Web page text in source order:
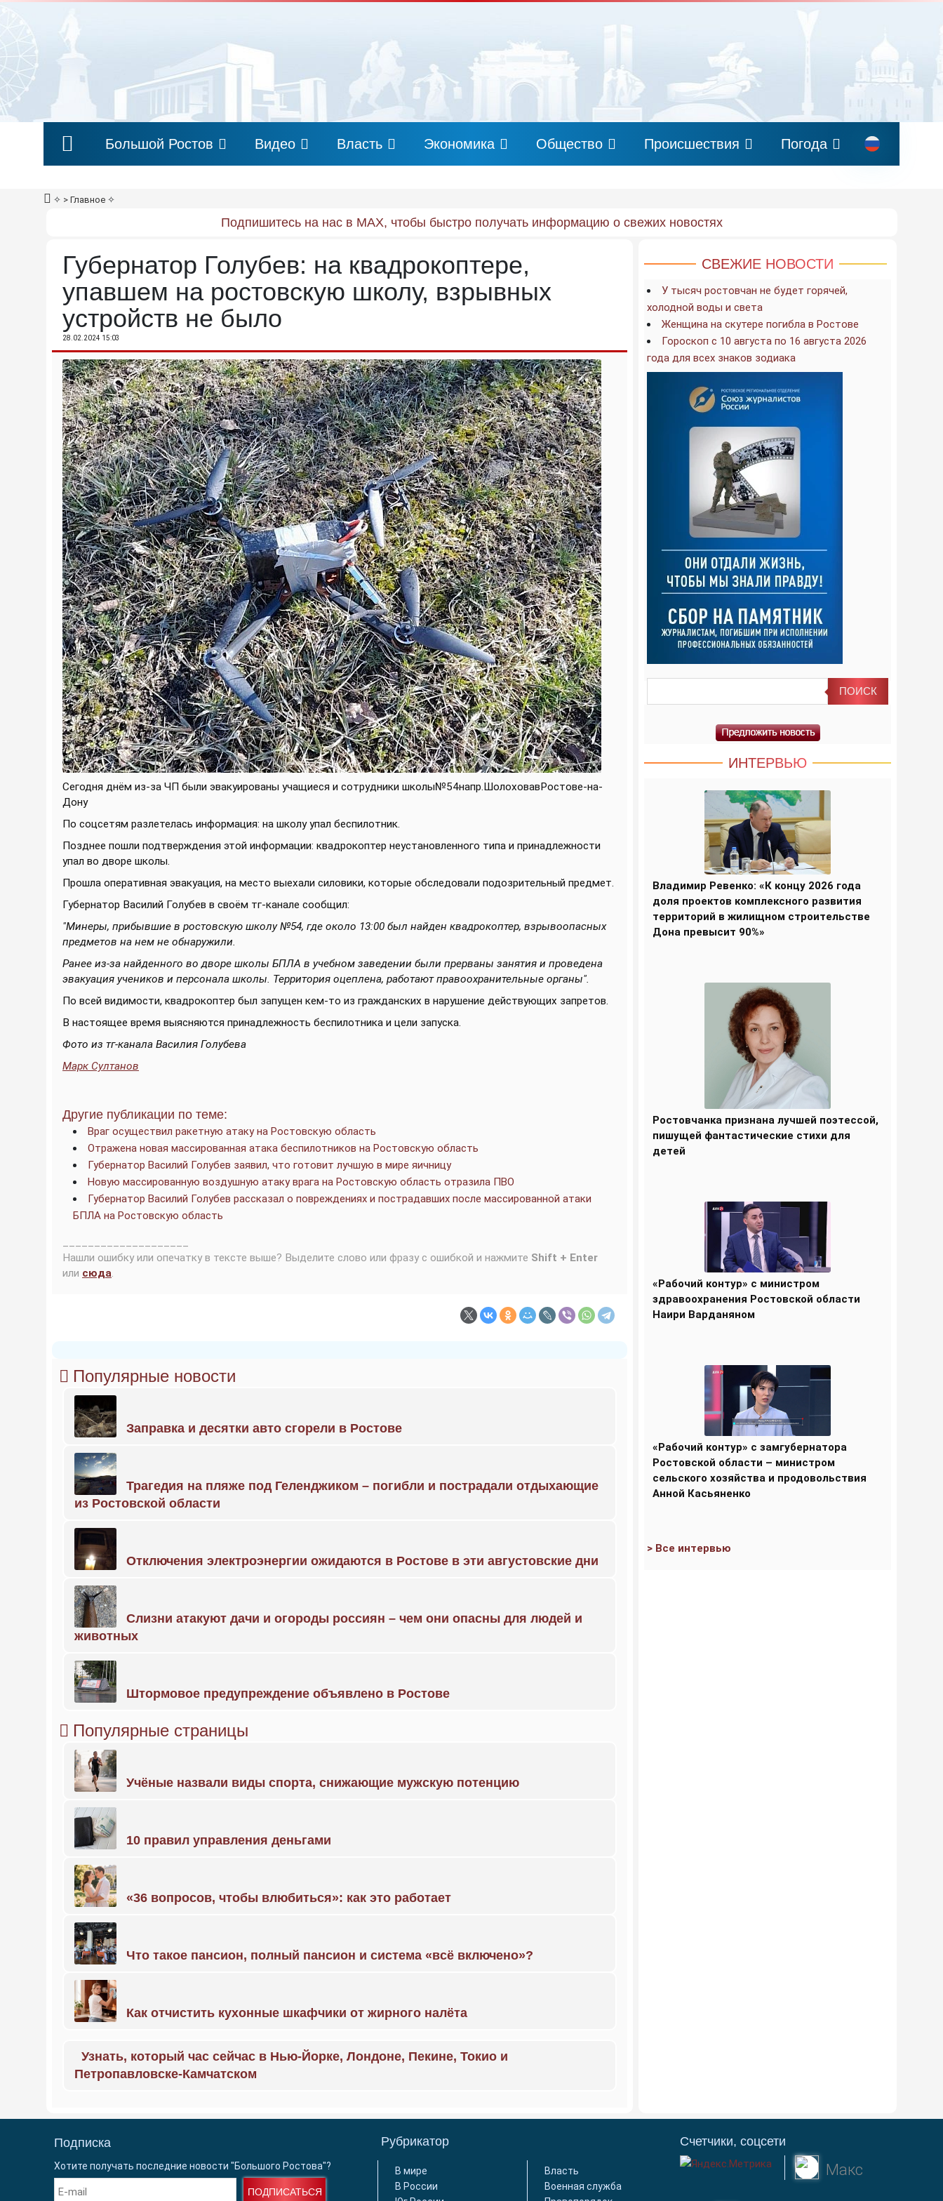
Большой Ростов Видео Власть Экономика Общество Происшествия Погода
✧ > Главное ✧
Подпишитесь на нас в MAX, чтобы быстро получать информацию о свежих новостях
Губернатор Голубев: на квадрокоптере,
упавшем на ростовскую школу, взрывных
устройств не было
28.02.2024 15:03
Сегодня днём из-за ЧП были эвакуированы учащиеся и сотрудники школы№54напр.ШолоховавРостове-на-
Дону
По соцсетям разлетелась информация: на школу упал беспилотник.
Позднее пошли подтверждения этой информации: квадрокоптер неустановленного типа и принадлежности
упал во дворе школы.
Прошла оперативная эвакуация, на место выехали силовики, которые обследовали подозрительный предмет.
Губернатор Василий Голубев в своём тг-канале сообщил:
"Минеры, прибывшие в ростовскую школу №54, где около 13:00 был найден квадрокоптер, взрывоопасных
предметов на нем не обнаружили.
Ранее из-за найденного во дворе школы БПЛА в учебном заведении были прерваны занятия и проведена
эвакуация учеников и персонала школы. Территория оцеплена, работают правоохранительные органы".
По всей видимости, квадрокоптер был запущен кем-то из гражданских в нарушение действующих запретов.
В настоящее время выясняются принадлежность беспилотника и цели запуска.
Фото из тг-канала Василия Голубева
Марк Султанов
Другие публикации по теме:
Враг осуществил ракетную атаку на Ростовскую область
Отражена новая массированная атака беспилотников на Ростовскую область
Губернатор Василий Голубев заявил, что готовит лучшую в мире яичницу
Новую массированную воздушную атаку врага на Ростовскую область отразила ПВО
Губернатор Василий Голубев рассказал о повреждениях и пострадавших после массированной атаки
БПЛА на Ростовскую область
Нашли ошибку или опечатку в тексте выше? Выделите слово или фразу с ошибкой и нажмите Shift + Enter
или сюда.
Популярные новости
Заправка и десятки авто сгорели в Ростове
Трагедия на пляже под Геленджиком – погибли и пострадали отдыхающие
из Ростовской области
Отключения электроэнергии ожидаются в Ростове в эти августовские дни
Слизни атакуют дачи и огороды россиян – чем они опасны для людей и
животных
Штормовое предупреждение объявлено в Ростове
Популярные страницы
Учёные назвали виды спорта, снижающие мужскую потенцию
10 правил управления деньгами
«36 вопросов, чтобы влюбиться»: как это работает
Что такое пансион, полный пансион и система «всё включено»?
Как отчистить кухонные шкафчики от жирного налёта
Узнать, который час сейчас в Нью-Йорке, Лондоне, Пекине, Токио и
Петропавловске-Камчатском
СВЕЖИЕ НОВОСТИ
У тысяч ростовчан не будет горячей,
холодной воды и света
Женщина на скутере погибла в Ростове
Гороскоп с 10 августа по 16 августа 2026
года для всех знаков зодиака
ИНТЕРВЬЮ
Владимир Ревенко: «К концу 2026 года
доля проектов комплексного развития
территорий в жилищном строительстве
Дона превысит 90%»
Ростовчанка признана лучшей поэтессой,
пишущей фантастические стихи для
детей
«Рабочий контур» с министром
здравоохранения Ростовской области
Наири Варданяном
«Рабочий контур» с замгубернатора
Ростовской области – министром
сельского хозяйства и продовольствия
Анной Касьяненко
> Все интервью
Подписка
Хотите получать последние новости "Большого Ростова"?
ПОДПИСАТЬСЯ
Рубрикатор
В мире
В России
Власть
Военная служба
Счетчики, соцсети
Макс